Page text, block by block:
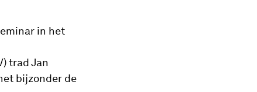
in het
trad Jan
bijzonder de